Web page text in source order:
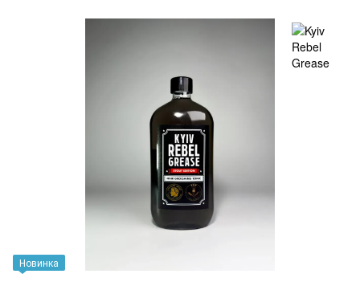
Новинка